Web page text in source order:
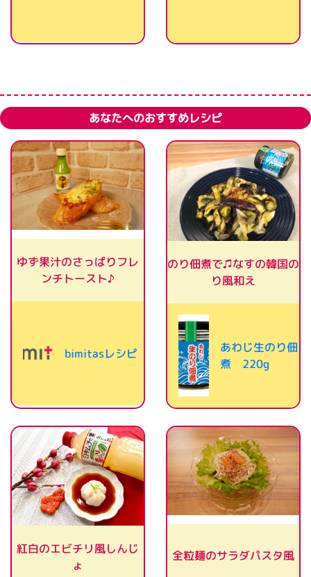
あなたへのおすすめレシピ
ゆず果汁のさっぱりフレ
ンチトースト♪
bimitasレシピ
のり佃煮で♫なすの韓国の
り風和え
あわじ生のり佃
煮 220g
紅白のエビチリ風しんじ
ょ
全粒麺のサラダパスタ風